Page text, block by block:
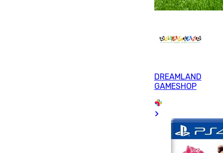
DREAMLAND
GAMESHOP